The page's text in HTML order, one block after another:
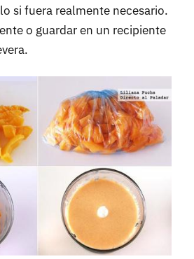
si fuera realmente necesario.
o guardar en un recipiente